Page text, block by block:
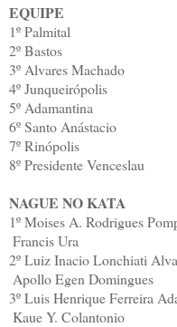
EQUIPE
1ºPalmital
2ºBastos
3º Alvares Machado
4ºJunqueirópolis
5º Adamantina
6ºSanto Anástacio
7ºRinópolis
8ºPresidente Venceslau
NAGUE NO KATA
1ºMoises A. Rodrigues
Francis Ura
2ºLuiz Inacio Lonchiati
Apollo Egen Domingues
3ºLuis Henrique Ferreira
Kaue Y. Colantonio